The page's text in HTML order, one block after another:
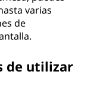
varias
de
de utilizar